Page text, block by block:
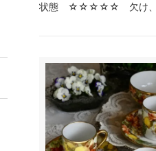
状態 ☆☆☆☆☆ 欠け、ヒビ